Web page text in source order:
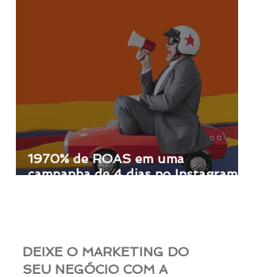
1970% de ROAS em uma
campanha de 4 dias no Instagram e
DEIXE O MARKETING DO
SEU NEGÓCIO COM A